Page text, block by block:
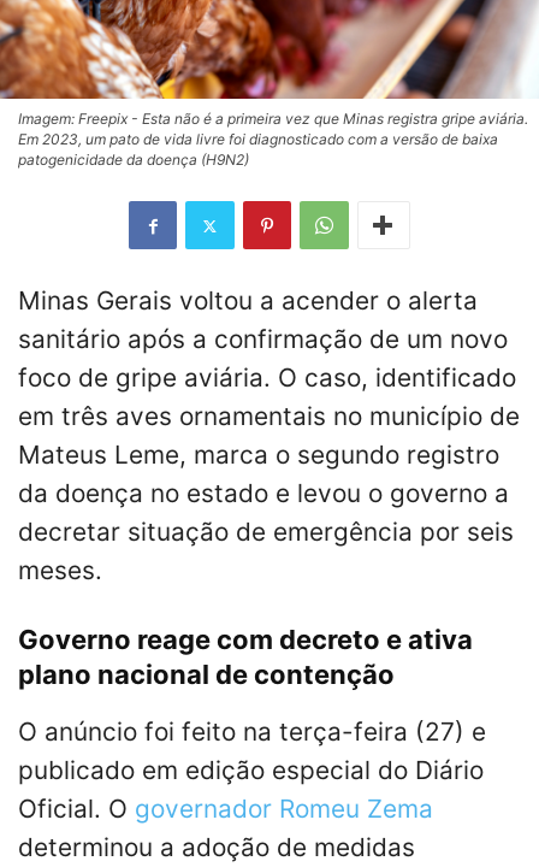
Imagem: Freepix - Esta não é a primeira vez que Minas registra gripe aviária.
Em 2023, um pato de vida livre foi diagnosticado com a versão de baixa
patogenicidade da doença (H9N2)
Minas Gerais voltou a acender o alerta
sanitário após a confirmação de um novo
foco de gripe aviária. O caso, identificado
em três aves ornamentais no município de
Mateus Leme, marca o segundo registro
da doença no estado e levou o governo a
decretar situação de emergência por seis
meses.
Governo reage com decreto e ativa
plano nacional de contenção
O anúncio foi feito na terça-feira (27) e
publicado em edição especial do Diário
Oficial. O governador Romeu Zema
determinou a adoção de medidas